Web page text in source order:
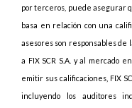
por terceros, puede asegurar
basa en relación con una
asesores son responsables de
a FIX SCR S.A. y al mercado
emitir sus calificaciones, FIX
incluyendo los auditores